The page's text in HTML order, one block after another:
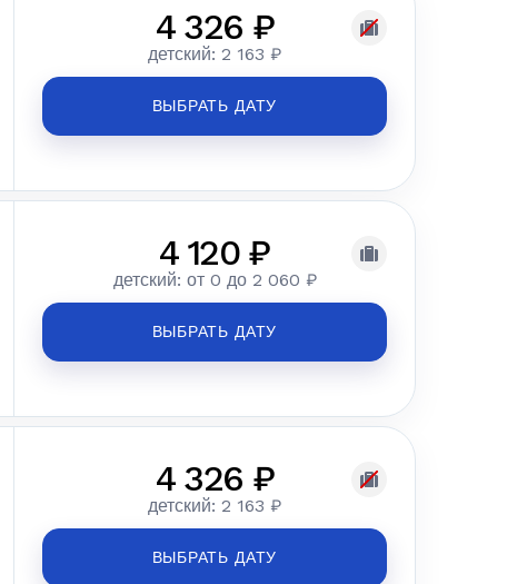
4 326 ₽
детский: 2 163 ₽
ВЫБРАТЬ ДАТУ
4 120 ₽
детский: от 0 до 2 060 ₽
ВЫБРАТЬ ДАТУ
4 326 ₽
детский: 2 163 ₽
ВЫБРАТЬ ДАТУ